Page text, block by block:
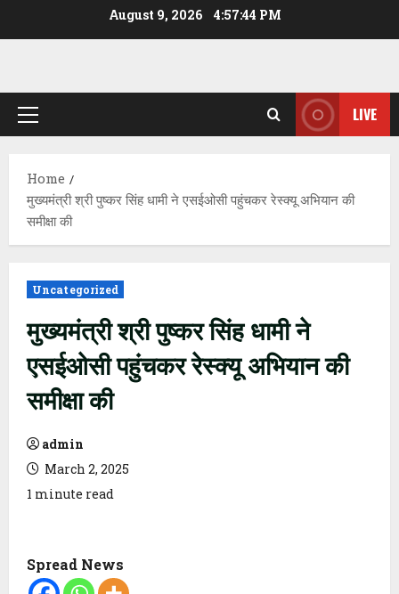
August 9, 2026 4:57:45 PM
Primary
LIVE
Home
मुख्यमंत्री श्री पुष्कर सिंह धामी ने एसईओसी पहुंचकर रेस्क्यू अभियान की
समीक्षा की
Uncategorized
मुख्यमंत्री श्री पुष्कर सिंह धामी ने
एसईओसी पहुंचकर रेस्क्यू अभियान की
समीक्षा की
admin
March 2, 2025
1 minute read
Spread News